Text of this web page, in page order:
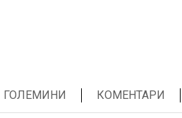
ГОЛЕМИНИ КОМЕНТАРИ